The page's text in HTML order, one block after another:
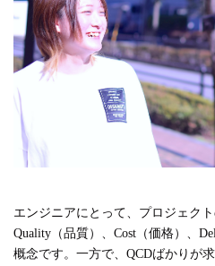
職種
#エンジニア #カスタマーサクセス
#デザイナー #バックオフィス #
#新卒 #経営 #編集
#人事からのメッセージ #安心をつく
注目の記事
エンジニアにとって、プロジェク
Quality（品質）、Cost（価格）、
概念です。一方で、QCDばかりが